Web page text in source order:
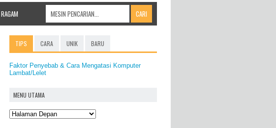
RAGAM
TIPS CARA UNIK BARU
Faktor Penyebab & Cara Mengatasi Komputer
Lambat/Lelet
MENU UTAMA